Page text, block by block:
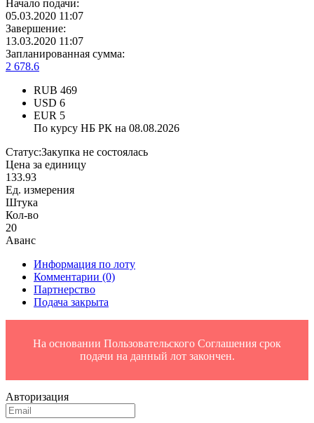
Начало подачи:
05.03.2020 11:07
Завершение:
13.03.2020 11:07
Запланированная сумма:
2 678.6
RUB 469
USD 6
EUR 5
По курсу НБ РК на 08.08.2026
Статус:Закупка не состоялась
Цена за единицу
133.93
Ед. измерения
Штука
Кол-во
20
Аванс
Информация по лоту
Комментарии (0)
Партнерство
Подача закрыта
На основании Пользовательского Соглашения срок
подачи на данный лот закончен.
Авторизация